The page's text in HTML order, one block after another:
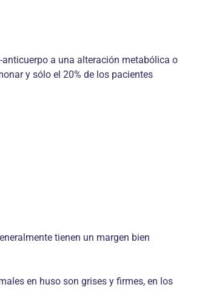
a una alteración metabólica o
y sólo el 20% de los pacientes
tienen un margen bien
en huso son grises y firmes, en los